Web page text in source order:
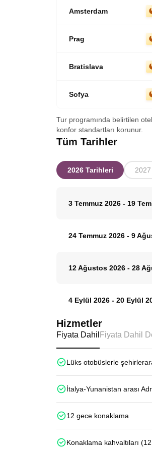
Amsterdam
Prag
Bratislava
Sofya
Tur programında belirtilen
konfor standartları korunur.
Tüm Tarihler
2026 Tarihleri
3 Temmuz 2026 - 19
24 Temmuz 2026 - 9
12 Ağustos 2026 - 28
4 Eylül 2026 - 20 Eylül
Hizmetler
Fiyata Dahil Fiyata Dahil
Lüks otobüslerle
İtalya-Yunanistan arası
12 gece konaklama
Konaklama kahvaltıları